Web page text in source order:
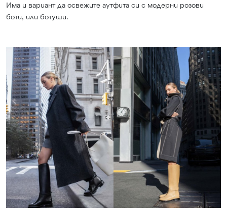
Има и вариант да освежите аутфита си с модерни розови
боти, или ботуши.